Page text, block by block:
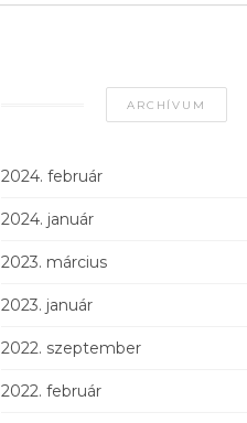
ARCHÍVUM
2024. február
2024. január
2023. március
2023. január
2022. szeptember
2022. február